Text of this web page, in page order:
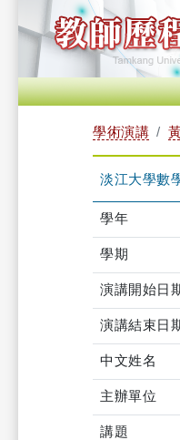
學術演講
淡江大學數
學年
學期
演講開始日
演講結束日
中文姓名
主辦單位
講題